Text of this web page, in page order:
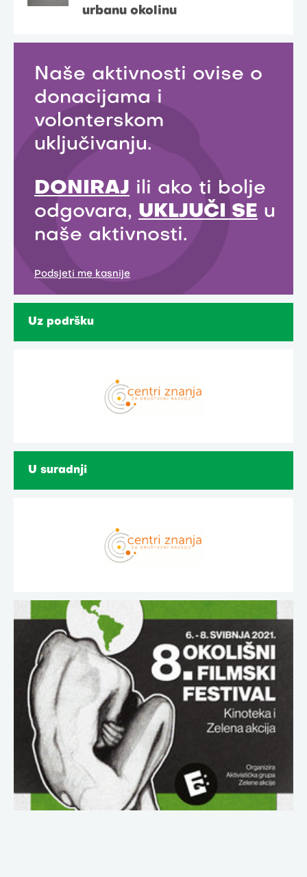
urbanu okolinu
Naše aktivnosti ovise o
donacijama i
volonterskom
uključivanju.
DONIRAJ ili ako ti bolje
odgovara, UKLJUČI SE u
naše aktivnosti.
Podsjeti me kasnije
Uz podršku
U suradnji